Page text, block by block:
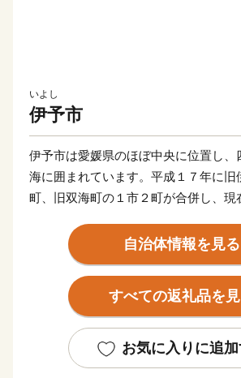
いよし
伊予市
伊予市は愛媛県のほぼ中央に位置し、
海に囲まれています。平成１７年に旧
町、旧双海町の１市２町が合併し、現
車で２５分ほど。アクセスも良く住み
伊予市の中心地郡中（ぐんちゅう）は
え、大手の鰹節企業の工場や、小さな
さい）まつりでは県下でも有数の規模
れ、多くの人でにぎわいます。郡中か
自治体情報を見る
すべての返礼品を
お気に入りに追